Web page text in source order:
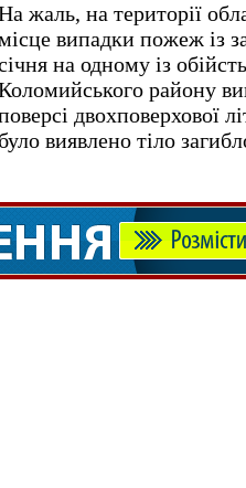
жаль, на території
випадки пожеж із
на одному із
району
двохповерхової
було виявлено тіло